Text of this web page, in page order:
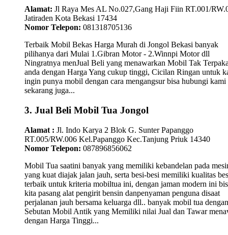
Alamat: Jl Raya Mes AL No.027,Gang Haji Fiin RT.001/
Jatiraden Kota Bekasi 17434
Nomor Telepon: 081318705136
Terbaik Mobil Bekas Harga Murah di Jongol Bekasi banyak
pilihanya dari Mulai 1.Gibran Motor - 2.Winnpi Motor dll
Ningratnya menJual Beli yang menawarkan Mobil Tak
anda dengan Harga Yang cukup tinggi, Cicilan Ringan untuk
ingin punya mobil dengan cara mengangsur bisa hubungi kami
sekarang juga...
3. Jual Beli Mobil Tua Jongol
Alamat : Jl. Indo Karya 2 Blok G. Sunter Papanggo
RT.005/RW.006 Kel.Papanggo Kec.Tanjung Priuk 14340
Nomor Telepon: 087896856062
Mobil Tua saatini banyak yang memiliki kebandelan pada
yang kuat diajak jalan jauh, serta besi-besi memiliki kualitas
terbaik untuk kriteria mobiltua ini, dengan jaman modern ini
kita pasang alat pengirit bensin danpenyaman penguna disaat
perjalanan jauh bersama keluarga dll.. banyak mobil tua dengan
Sebutan Mobil Antik yang Memiliki nilai Jual dan Tawar
dengan Harga Tinggi...